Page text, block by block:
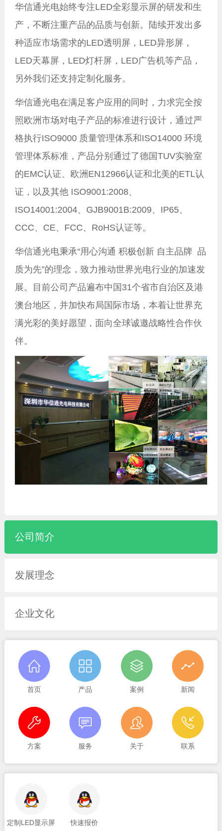
华信通光电始终专注LED全彩显示屏的研发和生
产，不断注重产品的品质与创新。陆续开发出多
种适应市场需求的LED透明屏，LED异形屏 ，
LED天幕屏，LED灯杆屏，LED广告机等产品，
另外我们还支持定制化服务。
华信通光电在满足客户应用的同时，力求完全按
照欧洲市场对电子产品的标准进行设计，通过严
格执行ISO9000 质量管理体系和ISO14000 环境
管理体系标准，产品分别通过了德国TUV实验室
的EMC认证、欧洲EN12966认证和北美的ETL认
证，以及其他 ISO9001:2008、
ISO14001:2004、GJB9001B:2009、IP65、
CCC、CE、FCC、RoHS认证等。
华信通光电秉承“用心沟通 积极创新 自主品牌 品
质为先”的理念，致力推动世界光电行业的加速发
展。目前公司产品遍布中国31个省市自治区及港
澳台地区，并加快布局国际市场，本着让世界充
满光彩的美好愿望，面向全球诚邀战略性合作伙
伴。
公司简介
发展理念
企业文化
首页 产品 案例 新闻
方案 服务 关于 联系
定制LED显示屏 快速报价